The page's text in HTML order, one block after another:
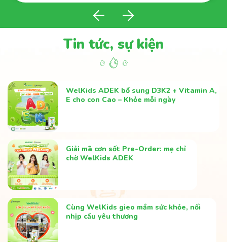
Tin tức, sự kiện
WelKids ADEK bổ sung D3K2 + Vitamin A,
E cho con Cao – Khỏe mỗi ngày
Giải mã cơn sốt Pre-Order: mẹ chỉ
chờ WelKids ADEK
Cùng WelKids gieo mầm sức khỏe, nối
nhịp cầu yêu thương